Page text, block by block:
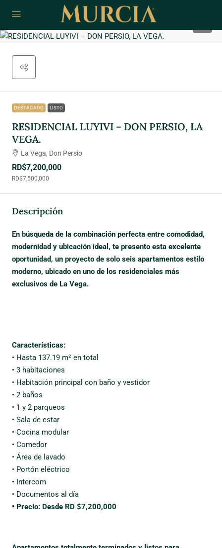
DESTACADO LISTO
RESIDENCIAL LUYIVI – DON PERSIO, LA
VEGA.
La Vega, Don Persio
RD$7,200,000
RD$7,500,000
Descripción
En búsqueda de la combinación perfecta entre comodidad,
modernidad y ubicación ideal, te presento esta excelente
oportunidad, un proyecto de solo seis apartamentos estilo
moderno, ubicado en uno de los residenciales más
exclusivos de La Vega.
Características:
• Hasta 137.19 m² en total
• 3 habitaciones
• Habitación principal con baño y vestidor
• 2 baños
• 1 y 2 parqueos
• Sala de estar
• Cocina modular
• Comedor
• Área de lavado
• Portón eléctrico
• Intercom
• Documentos al día
• Precio: Desde RD $7,200,000